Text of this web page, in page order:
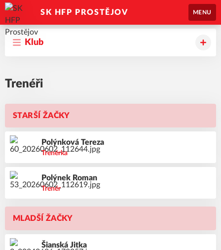
SK HFP PROSTĚJOV MENU
Klub
Trenéři
STARŠÍ ŽAČKY
Tereza
Polýnková
Trenérka
Roman
Polýnek
Trenér
MLADŠÍ ŽAČKY
Jitka
Šianská